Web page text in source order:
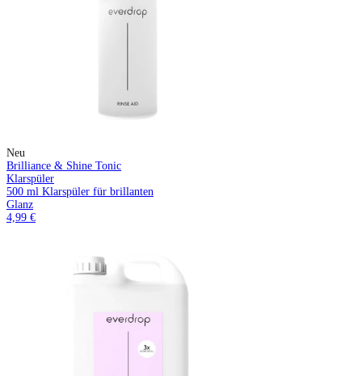
Neu
Brilliance & Shine Tonic
Klarspüler
500 ml Klarspüler für brillanten
Glanz
4,99 €